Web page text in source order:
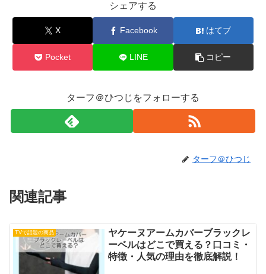
シェアする
X Facebook はてブ
Pocket LINE コピー
ターフ＠ひつじをフォローする
ターフ＠ひつじ
関連記事
TVで話題の商品
ヤケーヌアームカバーブラックレ
ーベルはどこで買える？口コミ・
特徴・人気の理由を徹底解説！